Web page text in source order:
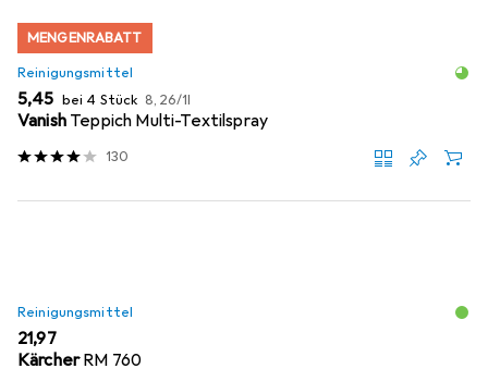
MENGENRABATT
Reinigungsmittel
EUR
5,45 bei 4 Stück EUR
8,26/1l
Vanish Teppich Multi-Textilspray
130
Reinigungsmittel
EUR
21,97
KärcherRM 760